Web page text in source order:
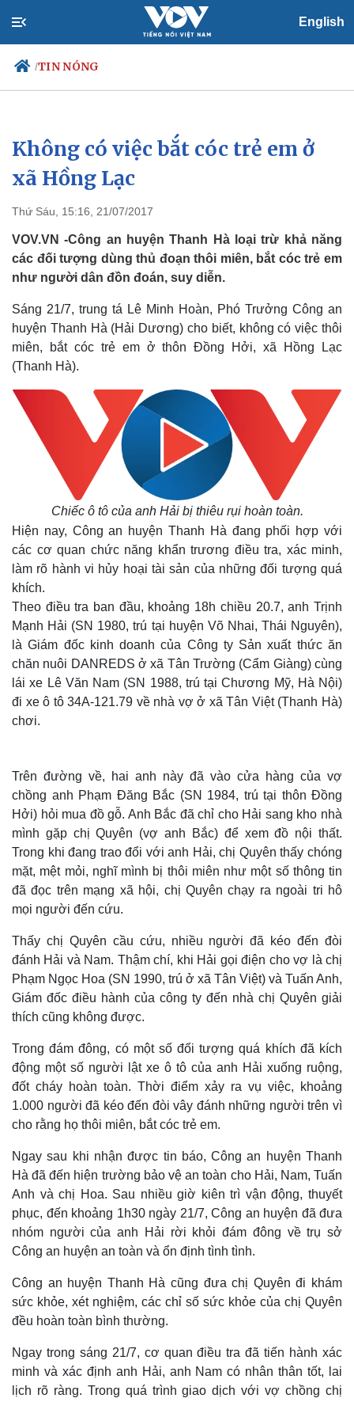
English
/TIN NÓNG
Chính trị
Đảng
Tổ chức nhân sự
Nhận diện sự thật
Xã hội
Việc làm
Biển đảo
Thế giới
Quan sát
Cuộc sống đó đây
Hồ sơ
Multimedia
Ảnh
E-Magazine
Infographic
Không có việc bắt cóc trẻ em ở
xã Hồng Lạc
Thứ Sáu, 15:16, 21/07/2017
VOV.VN -Công an huyện Thanh Hà loại trừ khả năng
các đối tượng dùng thủ đoạn thôi miên, bắt cóc trẻ em
như người dân đồn đoán, suy diễn.
Sáng 21/7, trung tá Lê Minh Hoàn, Phó Trưởng Công an
huyện Thanh Hà (Hải Dương) cho biết, không có việc thôi
miên, bắt cóc trẻ em ở thôn Đồng Hởi, xã Hồng Lạc
(Thanh Hà).
Chiếc ô tô của anh Hải bị thiêu rụi hoàn toàn.
Hiện nay, Công an huyện Thanh Hà đang phối hợp với
các cơ quan chức năng khẩn trương điều tra, xác minh,
làm rõ hành vi hủy hoại tài sản của những đối tượng quá
khích.
Theo điều tra ban đầu, khoảng 18h chiều 20.7, anh Trịnh
Mạnh Hải (SN 1980, trú tại huyện Võ Nhai, Thái Nguyên),
là Giám đốc kinh doanh của Công ty Sản xuất thức ăn
chăn nuôi DANREDS ở xã Tân Trường (Cẩm Giàng) cùng
lái xe Lê Văn Nam (SN 1988, trú tại Chương Mỹ, Hà Nội)
đi xe ô tô 34A-121.79 về nhà vợ ở xã Tân Việt (Thanh Hà)
chơi.
Trên đường về, hai anh này đã vào cửa hàng của vợ
chồng anh Phạm Đăng Bắc (SN 1984, trú tại thôn Đồng
Hởi) hỏi mua đồ gỗ. Anh Bắc đã chỉ cho Hải sang kho nhà
mình gặp chị Quyên (vợ anh Bắc) để xem đồ nội thất.
Trong khi đang trao đổi với anh Hải, chị Quyên thấy chóng
mặt, mệt mỏi, nghĩ mình bị thôi miên như một số thông tin
đã đọc trên mạng xã hội, chị Quyên chạy ra ngoài tri hô
mọi người đến cứu.
Thấy chị Quyên cầu cứu, nhiều người đã kéo đến đòi
đánh Hải và Nam. Thậm chí, khi Hải gọi điện cho vợ là chị
Phạm Ngọc Hoa (SN 1990, trú ở xã Tân Việt) và Tuấn Anh,
Giám đốc điều hành của công ty đến nhà chị Quyên giải
thích cũng không được.
Trong đám đông, có một số đối tượng quá khích đã kích
động một số người lật xe ô tô của anh Hải xuống ruộng,
đốt cháy hoàn toàn. Thời điểm xảy ra vụ việc, khoảng
1.000 người đã kéo đến đòi vây đánh những người trên vì
cho rằng họ thôi miên, bắt cóc trẻ em.
Ngay sau khi nhận được tin báo, Công an huyện Thanh
Hà đã đến hiện trường bảo vệ an toàn cho Hải, Nam, Tuấn
Anh và chị Hoa. Sau nhiều giờ kiên trì vận động, thuyết
phục, đến khoảng 1h30 ngày 21/7, Công an huyện đã đưa
nhóm người của anh Hải rời khỏi đám đông về trụ sở
Công an huyện an toàn và ổn định tình tình.
Công an huyện Thanh Hà cũng đưa chị Quyên đi khám
sức khỏe, xét nghiệm, các chỉ số sức khỏe của chị Quyên
đều hoàn toàn bình thường.
Ngay trong sáng 21/7, cơ quan điều tra đã tiến hành xác
minh và xác định anh Hải, anh Nam có nhân thân tốt, lai
lịch rõ ràng. Trong quá trình giao dịch với vợ chồng chị